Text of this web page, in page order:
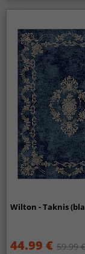
Wilton - Taknis
44.99 € 59.99 €